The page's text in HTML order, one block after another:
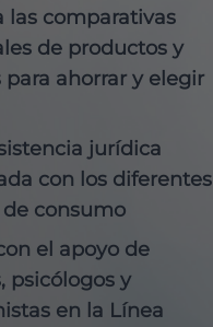
las comparativas
de productos y
para ahorrar y elegir
jurídica
con los diferentes
consumo
el apoyo de
psicólogos y
en la Línea